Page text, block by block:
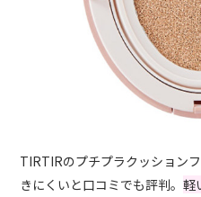
TIRTIRのプチプラクッション
きにくいと口コミでも評判。軽